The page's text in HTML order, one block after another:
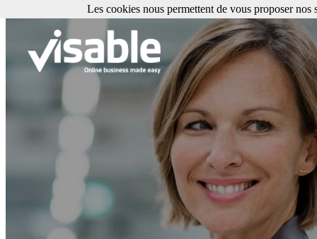
Les cookies nous permettent de vous proposer